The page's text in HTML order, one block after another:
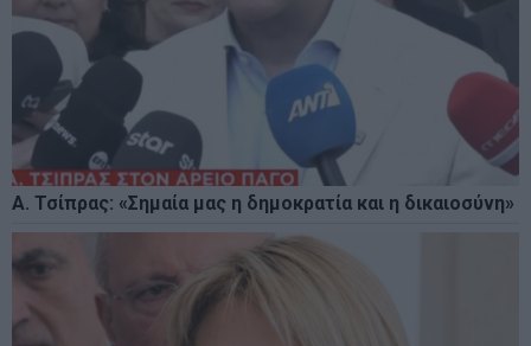
Α. Τσίπρας: «Σημαία μας η δημοκρατία και η δικαιοσύνη»